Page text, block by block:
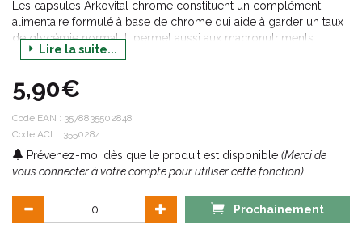
Les capsules Arkovital chrome constituent un complément
alimentaire formulé à base de chrome qui aide à garder un taux
de glycémie normal. Il permet aussi aux macronutriments
comme les glucides, les protéines et les lipides de contribuer à
Lire la suite...
5,90€
Code EAN : 3578835502848
Code ACL : 3550284
Prévenez-moi dès que le produit est disponible (Merci de
vous connecter à votre compte pour utiliser cette fonction).
Prochainement